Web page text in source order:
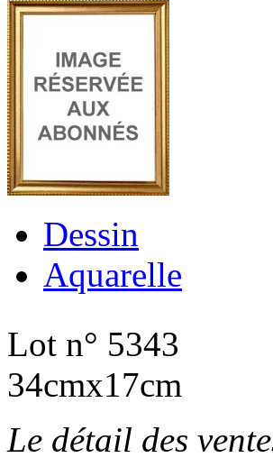
Dessin
Aquarelle
Lot n° 5343
34cmx17cm
Le détail des